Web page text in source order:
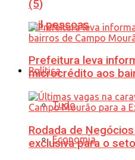
mil pessoas
Política
Tudo
Economia
(5)
Prefeitura leva
microcrédito aos
Rodada de
exclusiva para o